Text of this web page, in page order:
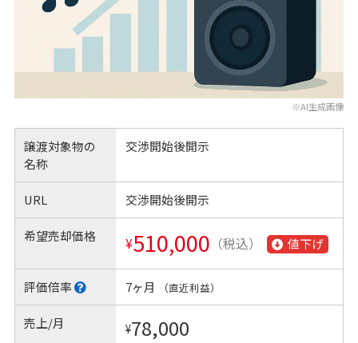
※AI生成画像
譲渡対象物の
名称
交渉開始後開示
URL 交渉開始後開示
希望売却価格 ¥510,000 （税込） 値下げ
評価倍率 7ヶ月 （直近利益）
売上/月 ¥78,000